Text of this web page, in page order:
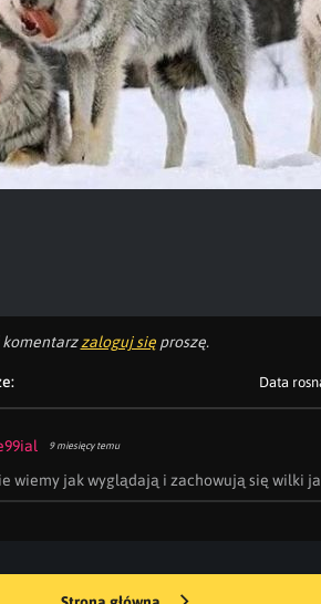
komentarzzaloguj sięproszę.
Data
9 miesięcy temu
wiemy jak wyglądają i zachowują się wilki